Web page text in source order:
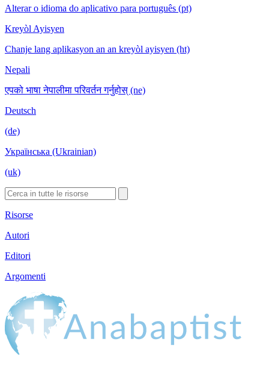
Alterar o idioma do aplicativo para português (pt)
Kreyòl Ayisyen
Chanje lang aplikasyon an an kreyòl ayisyen (ht)
Nepali
एपको भाषा नेपालीमा परिवर्तन गर्नुहोस् (ne)
Deutsch
(de)
Українська (Ukrainian)
(uk)
Risorse
Autori
Editori
Argomenti